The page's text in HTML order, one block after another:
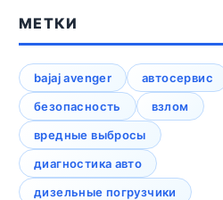
МЕТКИ
bajaj avenger
автосервис
безопасность
взлом
вредные выбросы
диагностика авто
дизельные погрузчики